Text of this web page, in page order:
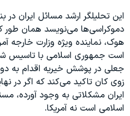
صفحه‌های ویژه
سفر پرزیدنت ترامپ به چین
این تحلیلگر ارشد مسائل ایران در
دموکراسی‌ها می‌نویسد همان طور
هوک، نماینده ویژه وزارت خارجه
است جمهوری اسلامی با تاسیس
جعلی در پوشش خیریه اقدام به
زوی کان تاکید می‌کند که اگر در
ایران مشکلاتی به وجود آورده،
اسلامی است نه آمریکا.